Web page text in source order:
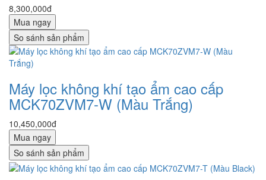
8,300,000đ
Mua ngay
So sánh sản phẩm
Máy lọc không khí tạo ẩm cao cấp
MCK70ZVM7-W (Màu Trắng)
10,450,000đ
Mua ngay
So sánh sản phẩm